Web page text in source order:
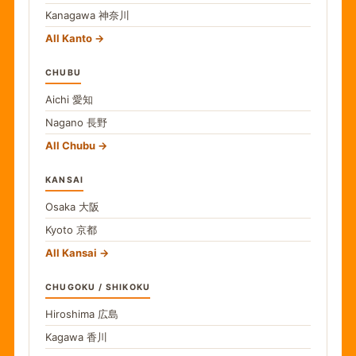
Kanagawa 神奈川
All Kanto
CHUBU
Aichi 愛知
Nagano 長野
All Chubu
KANSAI
Osaka 大阪
Kyoto 京都
All Kansai
CHUGOKU / SHIKOKU
Hiroshima 広島
Kagawa 香川